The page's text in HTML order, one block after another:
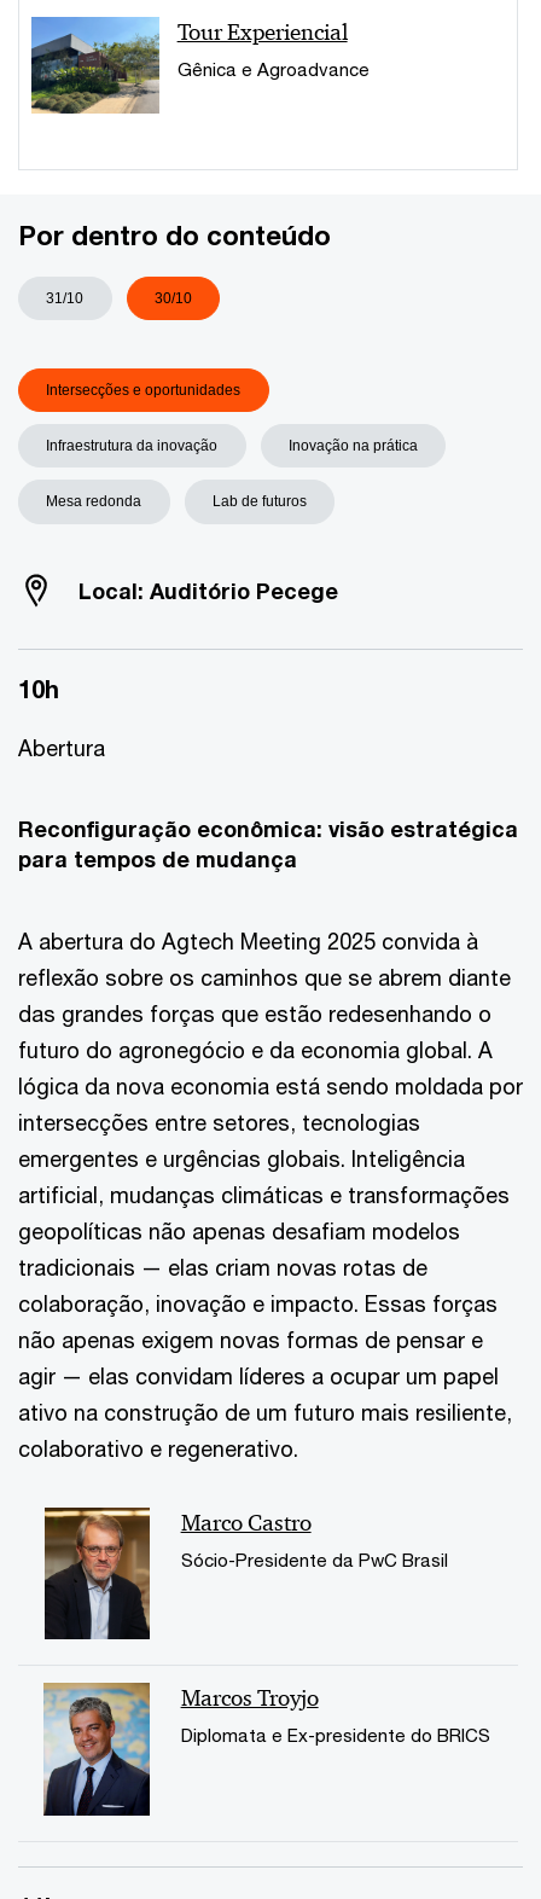
Tour Experiencial
Gênica e Agroadvance
Por dentro do conteúdo
31/10 30/10
Intersecções e oportunidades
Infraestrutura da inovação Inovação na prática
Mesa redonda Lab de futuros
Local: Auditório Pecege
10h
Abertura
Reconfiguração econômica: visão estratégica
para tempos de mudança
A abertura do Agtech Meeting 2025 convida à
reflexão sobre os caminhos que se abrem diante
das grandes forças que estão redesenhando o
futuro do agronegócio e da economia global. A
lógica da nova economia está sendo moldada por
intersecções entre setores, tecnologias
emergentes e urgências globais. Inteligência
artificial, mudanças climáticas e transformações
geopolíticas não apenas desafiam modelos
tradicionais — elas criam novas rotas de
colaboração, inovação e impacto. Essas forças
não apenas exigem novas formas de pensar e
agir — elas convidam líderes a ocupar um papel
ativo na construção de um futuro mais resiliente,
colaborativo e regenerativo.
Marco Castro
Sócio-Presidente da PwC Brasil
Marcos Troyjo
Diplomata e Ex-presidente do BRICS